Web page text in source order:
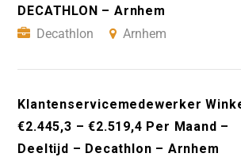
DECATHLON – Arnhem
Decathlon
Arnhem
Klantenservicemedewerker
€2.445,3 – €2.519,4 Per Maand –
Deeltijd – Decathlon – Arnhem